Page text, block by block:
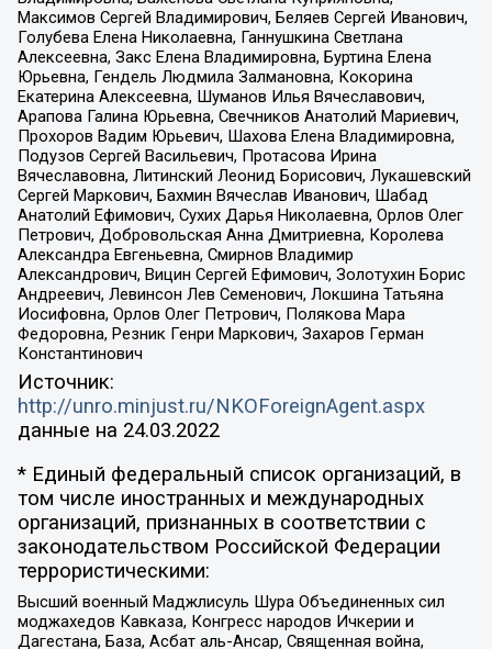
Максимов Сергей Владимирович, Беляев Сергей Иванович,
Голубева Елена Николаевна, Ганнушкина Светлана
Алексеевна, Закс Елена Владимировна, Буртина Елена
Юрьевна, Гендель Людмила Залмановна, Кокорина
Екатерина Алексеевна, Шуманов Илья Вячеславович,
Арапова Галина Юрьевна, Свечников Анатолий Мариевич,
Прохоров Вадим Юрьевич, Шахова Елена Владимировна,
Подузов Сергей Васильевич, Протасова Ирина
Вячеславовна, Литинский Леонид Борисович, Лукашевский
Сергей Маркович, Бахмин Вячеслав Иванович, Шабад
Анатолий Ефимович, Сухих Дарья Николаевна, Орлов Олег
Петрович, Добровольская Анна Дмитриевна, Королева
Александра Евгеньевна, Смирнов Владимир
Александрович, Вицин Сергей Ефимович, Золотухин Борис
Андреевич, Левинсон Лев Семенович, Локшина Татьяна
Иосифовна, Орлов Олег Петрович, Полякова Мара
Федоровна, Резник Генри Маркович, Захаров Герман
Константинович
Источник:
http://unro.minjust.ru/NKOForeignAgent.aspx
данные на 24.03.2022
* Единый федеральный список организаций, в
том числе иностранных и международных
организаций, признанных в соответствии с
законодательством Российской Федерации
террористическими:
Высший военный Маджлисуль Шура Объединенных сил
моджахедов Кавказа, Конгресс народов Ичкерии и
Дагестана, База, Асбат аль-Ансар, Священная война,